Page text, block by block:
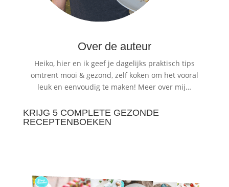
Over de auteur
Heiko, hier en ik geef je dagelijks praktisch tips
omtrent mooi & gezond, zelf koken om het vooral
leuk en eenvoudig te maken! Meer over mij…
KRIJG 5 COMPLETE GEZONDE
RECEPTENBOEKEN